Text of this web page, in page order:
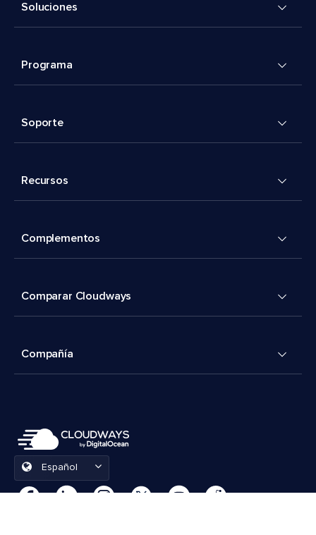
Soluciones
Programa
Soporte
Recursos
Complementos
Comparar Cloudways
Compañía
Español